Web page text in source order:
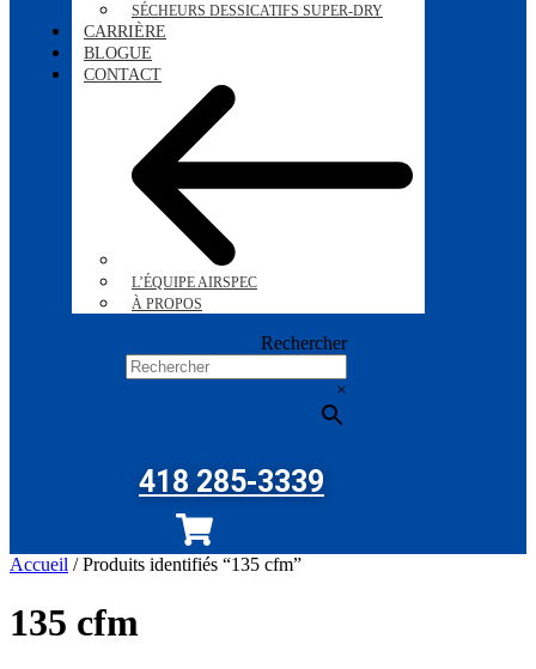
SÉCHEURS DESSICATIFS SUPER-DRY
CARRIÈRE
BLOGUE
CONTACT
L’ÉQUIPE AIRSPEC
À PROPOS
Rechercher
×
418 285-3339
Accueil / Produits identifiés “135 cfm”
135 cfm